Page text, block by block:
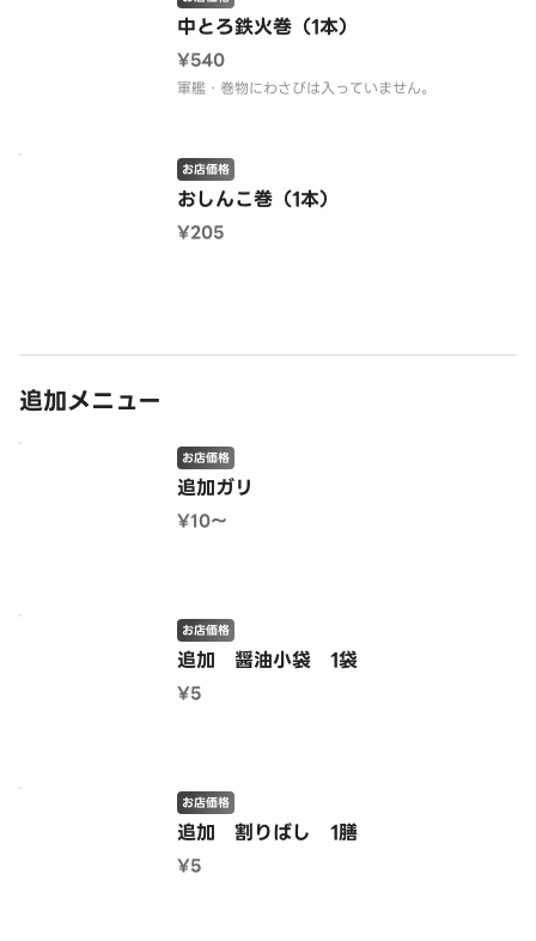
中とろ鉄火巻（1本）
¥540
軍艦・巻物にわさびは入っていません。
おしんこ巻（1本）
お店価格
¥205
追加メニュー
追加ガリ
お店価格
¥10〜
追加 醤油小袋 1袋
お店価格
¥5
追加 割りばし 1膳
お店価格
¥5